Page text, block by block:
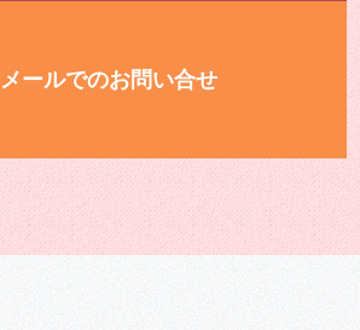
メールでのお問い合せ